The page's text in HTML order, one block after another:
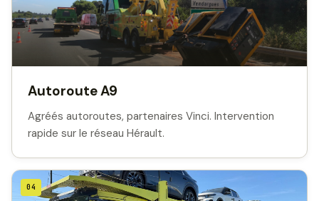
Autoroute A9
Agréés autoroutes, partenaires Vinci. Intervention
rapide sur le réseau Hérault.
04